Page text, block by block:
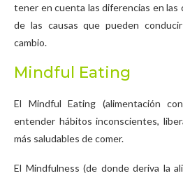
tener en cuenta las diferencias en las
de las causas que pueden
cambio.
Mindful Eating
El Mindful Eating (alimentación
entender hábitos inconscientes,
más saludables de comer.
El Mindfulness (de donde deriva la